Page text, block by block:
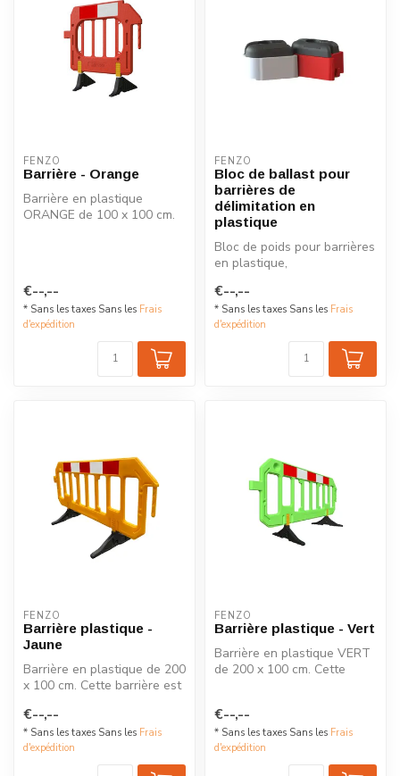
FENZO
Barrière - Orange
Barrière en plastique
ORANGE de 100 x 100 cm.
€--,--
* Sans les taxes Sans les Frais
d'expédition
FENZO
Bloc de ballast pour
barrières de
délimitation en
plastique
Bloc de poids pour barrières
en plastique,
vos barriè...
€--,--
* Sans les taxes Sans les Frais
d'expédition
FENZO
Barrière plastique -
Jaune
Barrière en plastique de 200
x 100 cm. Cette barrière est
€--,--
* Sans les taxes Sans les Frais
d'expédition
FENZO
Barrière plastique - Vert
Barrière en plastique VERT
de 200 x 100 cm. Cette
€--,--
* Sans les taxes Sans les Frais
d'expédition